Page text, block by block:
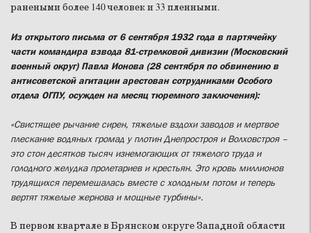
ранеными более 140 человек и 33 пленными.
Из открытого письма от 6 сентября 1932 года в партячейку
части командира взвода 81-стрелковой дивизии (Московский
военный округ) Павла Ионова (28 сентября по обвинению в
антисоветской агитации арестован сотрудниками Особого
отдела ОГПУ, осужден на месяц тюремного заключения):
«Свистящее рычание сирен, тяжелые вздохи заводов и мертвое
плескание водяных громад у плотин Днепростроя и Волховстроя –
это стон десятков тысяч изнемогающих от тяжелого труда и
голодного желудка пролетариев и крестьян. Это кровь миллионов
трудящихся перемешалась вместе с холодным потом и теперь
вертят тяжелые жернова и мощные турбины».
В первом квартале в Брянском округе Западной области